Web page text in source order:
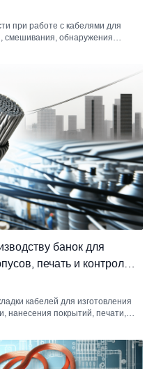
при работе с кабелями для
смешивания, обнаружения
банок для
печать и контроль
кабелей для изготовления
нанесения покрытий, печати,